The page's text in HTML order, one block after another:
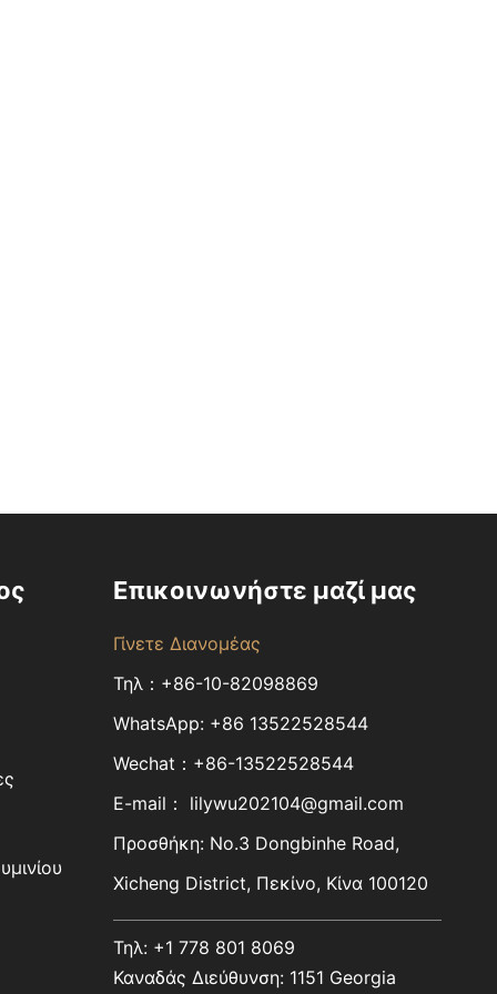
Επικοινωνήστε μαζί μας
Γίνετε Διανομέας
Τηλ：+86-10-82098869
WhatsApp: +86 13522528544
Wechat：+86-13522528544
E-mail： lilywu202104@gmail.com
Προσθήκη: No.3 Dongbinhe Road,
Xicheng District, Πεκίνο, Κίνα 100120
Τηλ: +1 778 801 8069
Καναδάς Διεύθυνση: 1151 Georgia